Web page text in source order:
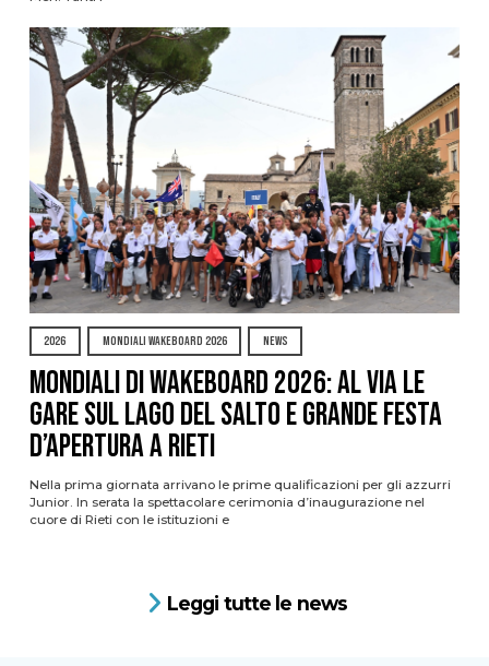
2026 MONDIALI WAKEBOARD 2026 NEWS
Mondiali di Wakeboard 2026: al via le
gare sul Lago del Salto e grande festa
d’apertura a Rieti
Nella prima giornata arrivano le prime qualificazioni per gli azzurri
Junior. In serata la spettacolare cerimonia d’inaugurazione nel
cuore di Rieti con le istituzioni e
Leggi tutte le news